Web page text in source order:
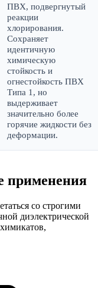
ПВХ, подвергнутый
реакции
хлорирования.
Сохраняет
идентичную
химическую
стойкость и
огнестойкость ПВХ
Типа 1, но
выдерживает
значительно более
горячие жидкости без
деформации.
со строгими
диэлектрической